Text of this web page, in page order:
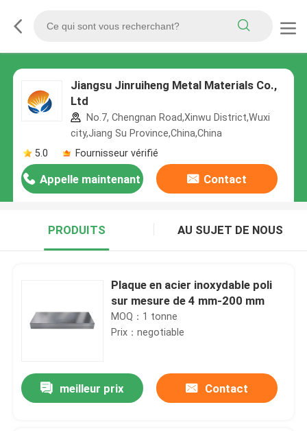
Jiangsu Jinruiheng Metal Materials Co.,
Ltd
No.7, Chengnan Road,Xinwu District,Wuxi
city,Jiang Su Province,China,China
5.0
Fournisseur vérifié
Appelle maintenant Contact
PRODUITS AU SUJET DE NOUS
Plaque en acier inoxydable poli
sur mesure de 4 mm-200 mm
MOQ：1 tonne
Prix：negotiable
meilleur prix Contact